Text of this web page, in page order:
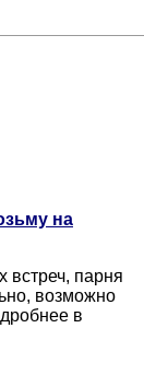
на
встреч, парня
возможно
в